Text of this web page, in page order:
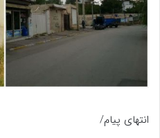
انتهای پیام/